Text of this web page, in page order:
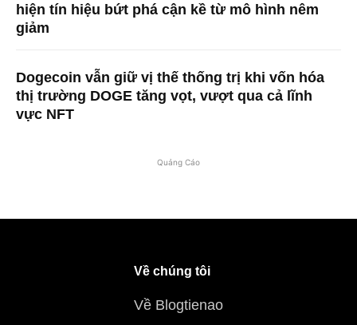
hiện tín hiệu bứt phá cận kề từ mô hình nêm
giảm
Dogecoin vẫn giữ vị thế thống trị khi vốn hóa
thị trường DOGE tăng vọt, vượt qua cả lĩnh
vực NFT
Quảng Cáo
Về chúng tôi
Về Blogtienao